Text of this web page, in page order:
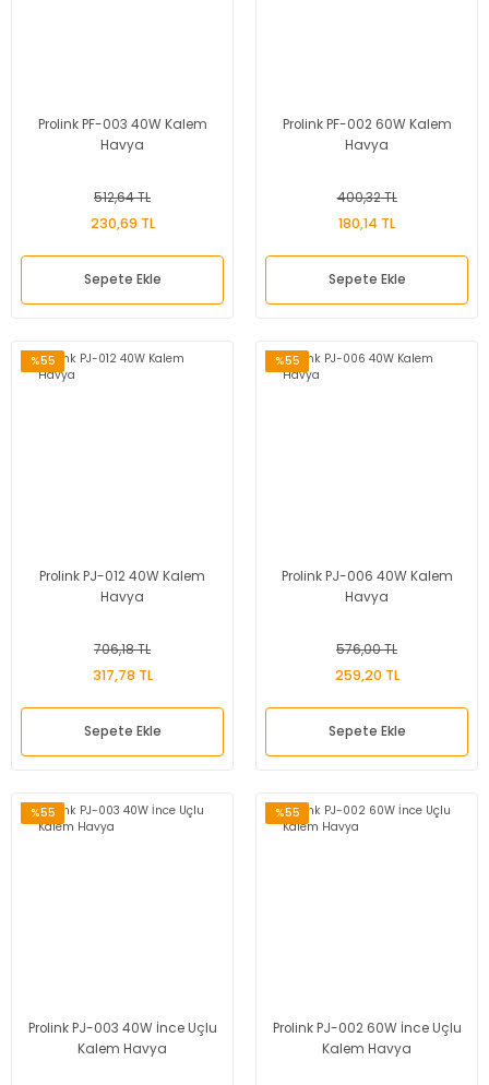
Prolink PF-003 40W Kalem
Havya
512,64 TL
230,69 TL
Sepete Ekle
Prolink PF-002 60W Kalem
Havya
400,32 TL
180,14 TL
Sepete Ekle
%55
Prolink PJ-012 40W Kalem
Havya
706,18 TL
317,78 TL
Sepete Ekle
%55
Prolink PJ-006 40W Kalem
Havya
576,00 TL
259,20 TL
Sepete Ekle
%55
Prolink PJ-003 40W İnce Uçlu
Kalem Havya
%55
Prolink PJ-002 60W İnce Uçlu
Kalem Havya